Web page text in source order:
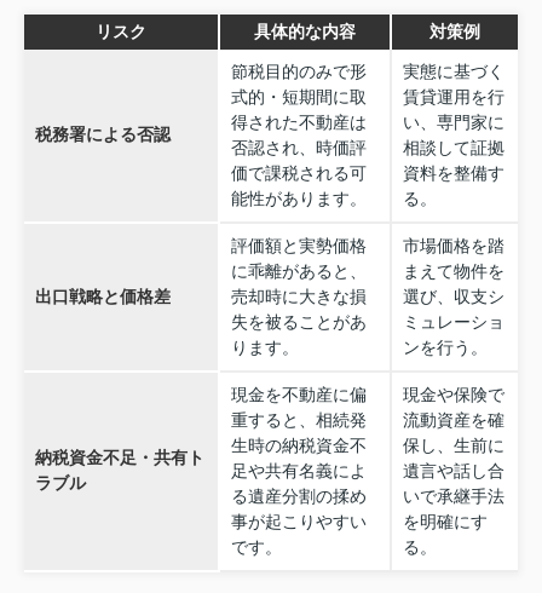
リスク 具体的な内容 対策例
税務署による否認
節税目的のみで形
式的・短期間に取
得された不動産は
否認され、時価評
価で課税される可
能性があります。
実態に基づく
賃貸運用を行
い、専門家に
相談して証拠
資料を整備す
る。
出口戦略と価格差
評価額と実勢価格
に乖離があると、
売却時に大きな損
失を被ることがあ
ります。
市場価格を踏
まえて物件を
選び、収支シ
ミュレーショ
ンを行う。
納税資金不足・共有ト
ラブル
現金を不動産に偏
重すると、相続発
生時の納税資金不
足や共有名義によ
る遺産分割の揉め
事が起こりやすい
です。
現金や保険で
流動資産を確
保し、生前に
遺言や話し合
いで承継手法
を明確にす
る。